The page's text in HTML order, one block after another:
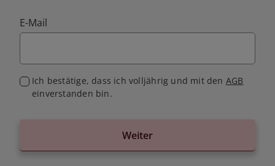
E-Mail
Ich bestätige, dass ich volljährig und mit den AGB
einverstanden bin.
Weiter